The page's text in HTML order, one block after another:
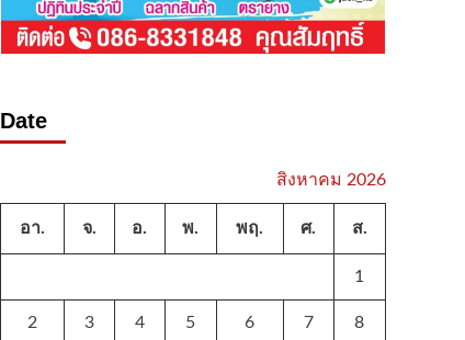
Date
สิงหาคม 2026
อา. จ. อ. พ. พฤ. ศ. ส.
1
2 3 4 5 6 7 8